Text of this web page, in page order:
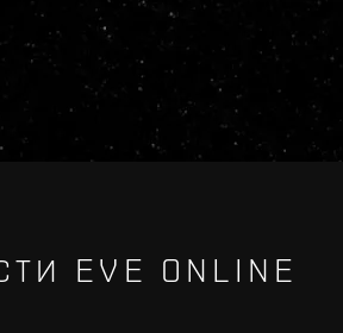
EVE ONLINE